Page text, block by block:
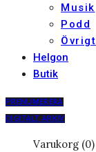
Musik
Podd
Övrigt
Helgon
Butik
PRENUMERERA
DIGITALT ARKIV
Varukorg (0)